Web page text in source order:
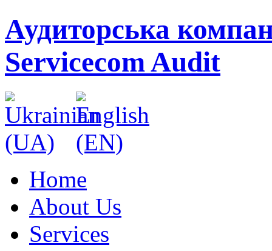
Аудиторська
Servicecom Audit
Home
About Us
Services